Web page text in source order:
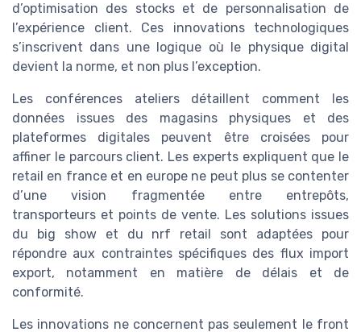
d’optimisation des stocks et de personnalisation de
l’expérience client. Ces innovations technologiques
s’inscrivent dans une logique où le physique digital
devient la norme, et non plus l’exception.
Les conférences ateliers détaillent comment les
données issues des magasins physiques et des
plateformes digitales peuvent être croisées pour
affiner le parcours client. Les experts expliquent que le
retail en france et en europe ne peut plus se contenter
d’une vision fragmentée entre entrepôts,
transporteurs et points de vente. Les solutions issues
du big show et du nrf retail sont adaptées pour
répondre aux contraintes spécifiques des flux import
export, notamment en matière de délais et de
conformité.
Les innovations ne concernent pas seulement le front